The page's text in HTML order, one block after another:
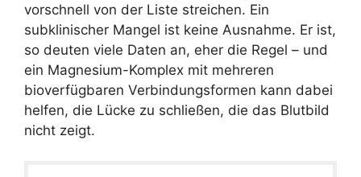
vorschnell von der Liste streichen. Ein
subklinischer Mangel ist keine Ausnahme. Er ist,
so deuten viele Daten an, eher die Regel – und
ein Magnesium-Komplex mit mehreren
bioverfügbaren Verbindungsformen kann dabei
helfen, die Lücke zu schließen, die das Blutbild
nicht zeigt.